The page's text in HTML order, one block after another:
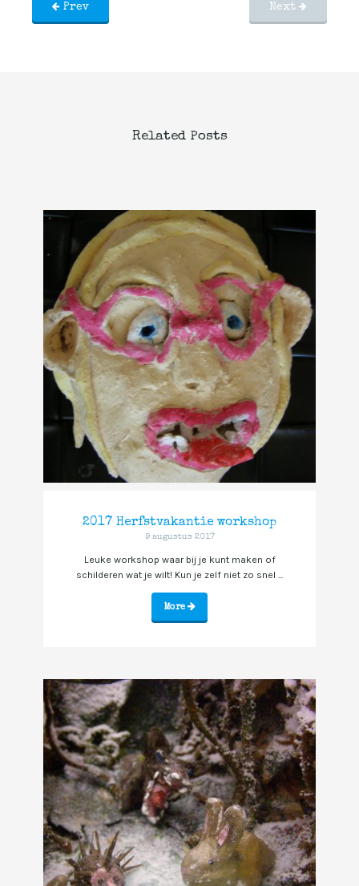
Prev Next
Related Posts
2017 Herfstvakantie workshop
9 augustus 2017
Leuke workshop waar bij je kunt maken of
schilderen wat je wilt! Kun je zelf niet zo snel ...
More